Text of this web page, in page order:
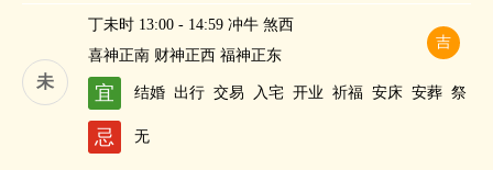
未
吉
丁未时 13:00 - 14:59 冲牛 煞西
喜神正南 财神正西 福神正东
宜 结婚 出行 交易 入宅 开业 祈福 安床 安葬 祭
忌 无